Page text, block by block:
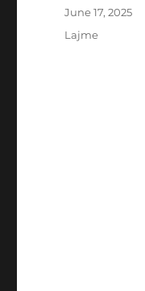
Posted
June 17, 2025
Categories
Lajme